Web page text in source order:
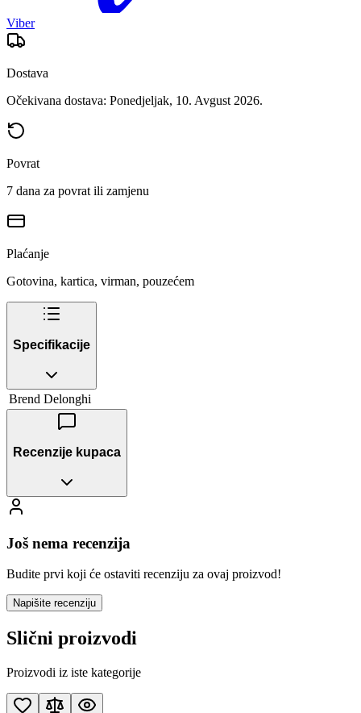
Viber
Dostava
Očekivana dostava: Ponedjeljak, 10. Avgust 2026.
Povrat
7 dana za povrat ili zamjenu
Plaćanje
Gotovina, kartica, virman, pouzećem
Specifikacije
Brend Delonghi
Recenzije kupaca
Još nema recenzija
Budite prvi koji će ostaviti recenziju za ovaj proizvod!
Napišite recenziju
Slični proizvodi
Proizvodi iz iste kategorije